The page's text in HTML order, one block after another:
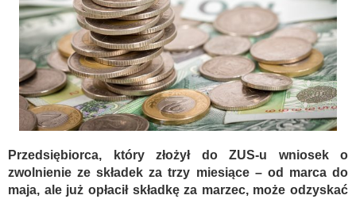
Przedsiębiorca, który złożył do ZUS-u wniosek o
zwolnienie ze składek za trzy miesiące – od marca do
maja, ale już opłacił składkę za marzec, może odzyskać